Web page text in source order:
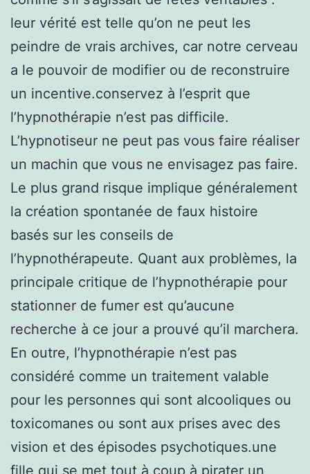
leur vérité est telle qu’on ne peut les
peindre de vrais archives, car notre cerveau
a le pouvoir de modifier ou de reconstruire
un incentive.conservez à l’esprit que
l’hypnothérapie n’est pas difficile.
L’hypnotiseur ne peut pas vous faire réaliser
un machin que vous ne envisagez pas faire.
Le plus grand risque implique généralement
la création spontanée de faux histoire
basés sur les conseils de
l’hypnothérapeute. Quant aux problèmes, la
principale critique de l’hypnothérapie pour
stationner de fumer est qu’aucune
recherche à ce jour a prouvé qu’il marchera.
En outre, l’hypnothérapie n’est pas
considéré comme un traitement valable
pour les personnes qui sont alcooliques ou
toxicomanes ou sont aux prises avec des
vision et des épisodes psychotiques.une
fille qui se met tout à coup à pirater un